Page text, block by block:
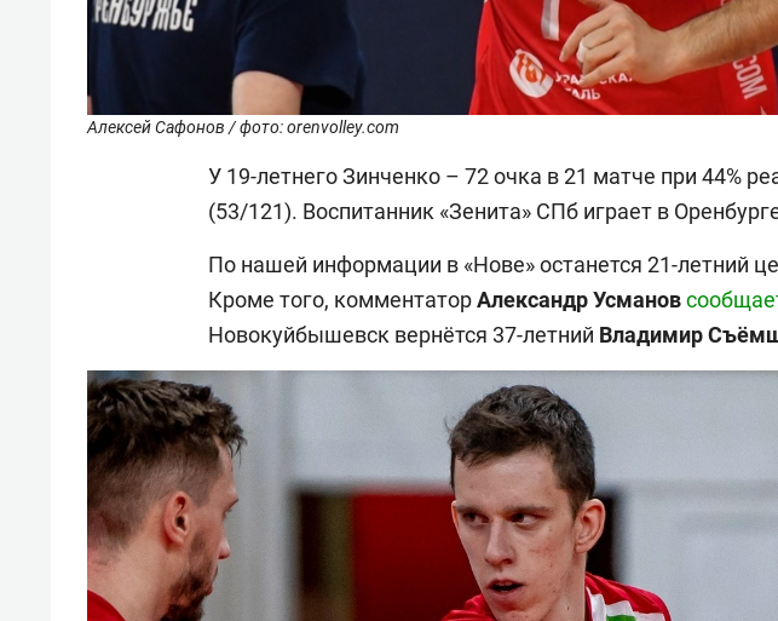
Алексей Сафонов / фото: orenvolley.com
У 19-летнего Зинченко – 72 очка в 21 матче при 44%
(53/121). Воспитанник «Зенита» СПб играет в
По нашей информации в «Нове» останется 21-летний
Кроме того, комментаторАлександрУсманов
Новокуйбышевск вернётся 37-летний Владимир